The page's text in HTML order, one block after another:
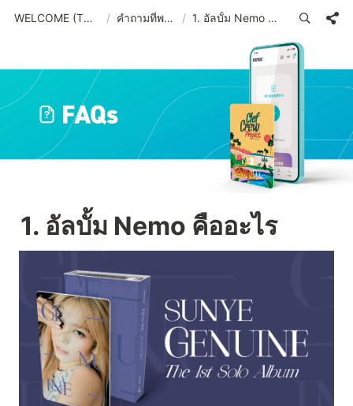
WELCOME (THA)_old / คำถามที่พบบ่อย / 1. อัลบั้ม Nemo คืออะไร
1. อัลบั้ม Nemo คืออะไร